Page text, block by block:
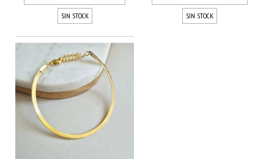
SIN STOCK SIN STOCK